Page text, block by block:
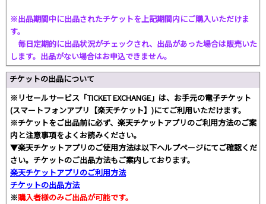
※出品期間中に出品されたチケットを上記期間内にご購入いただけま
す。
毎日定期的に出品状況がチェックされ、出品があった場合は販売いた
します。出品がない場合はお申込できません。
チケットの出品について
※リセールサービス「TICKET EXCHANGE」は、お手元の電子チケット
(スマートフォンアプリ【楽天チケット】)にてご利用いただけます。
※チケットをご出品前に必ず、楽天チケットアプリのご利用方法のご案
内と注意事項をよくお読みください。
▼楽天チケットアプリのご使用方法は以下ヘルプページにてご確認くだ
さい。チケットのご出品方法もご案内しております。
楽天チケットアプリのご利用方法
チケットの出品方法
※購入者様のみご出品が可能です。